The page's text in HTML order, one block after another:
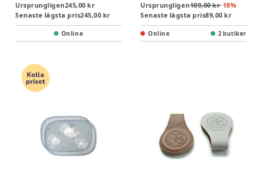
Ursprungligen245,00 kr
Senaste lägsta pris245,00 kr
Online
Ursprungligen109,00 kr-18%
Senaste lägsta pris89,00 kr
Online 2 butiker